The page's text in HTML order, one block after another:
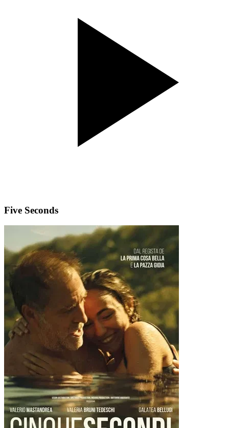
Five Seconds